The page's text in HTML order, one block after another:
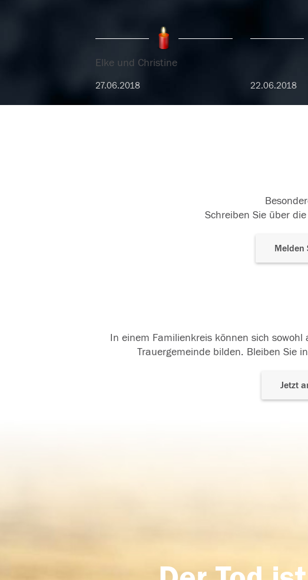
Elke und Christine
27.06.2018 22.06.2018
Schreiben Sie über
Melden
In einem Familienkreis können sich
Trauergemeinde bilden. Bleiben Sie
Jetzt